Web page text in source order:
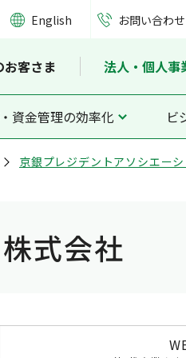
English お問い合わせ
お客さま 法人・個人事
資金管理の効率化 ビ
京銀プレジデントアソシエー
式会社